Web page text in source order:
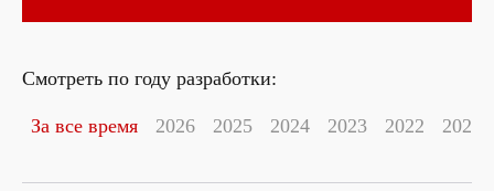
Смотреть по году разработки:
За все время 2026 2025 2024 2023 2022 2021